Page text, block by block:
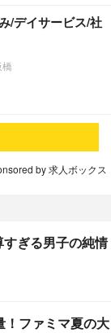
/デイサービス/社
by 求人ボックス
ぎる男子の純情
！ファミマ夏の大